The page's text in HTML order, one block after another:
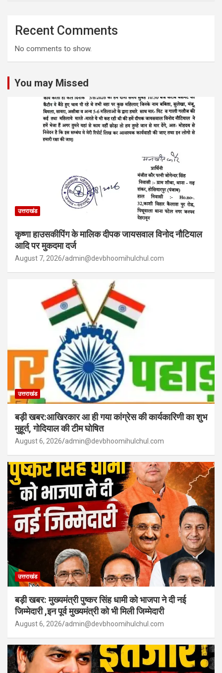
Recent Comments
No comments to show.
You may Missed
उत्तराखंड
कृष्णा हाउसकीपिंग के मालिक दीपक जायसवाल विनोद नौटियाल
आदि पर मुकदमा दर्ज
August 7, 2026 admin@devbhoomihulchul.com
उत्तराखंड
बड़ी खबर:आखिरकार आ ही गया कांग्रेस की कार्यकारिणी का शुभ
मुहूर्त, गोदियाल की टीम घोषित
August 6, 2026 admin@devbhoomihulchul.com
उत्तराखंड
बड़ी खबर: मुख्यमंत्री पुष्कर सिंह धामी को भाजपा ने दी नई
जिम्मेदारी ,इन पूर्व मुख्यमंत्री को भी मिली जिम्मेदारी
August 6, 2026 admin@devbhoomihulchul.com